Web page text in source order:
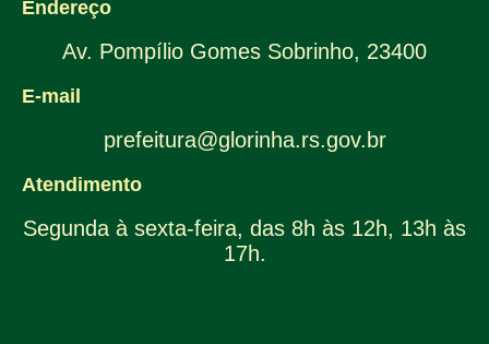
Endereço
Av. Pompílio Gomes Sobrinho, 23400
E-mail
prefeitura@glorinha.rs.gov.br
Atendimento
Segunda à sexta-feira, das 8h às 12h, 13h às
17h.